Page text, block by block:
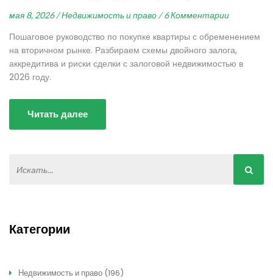
мая 8, 2026 / Недвижимость и право / 6 Комментарии
Пошаговое руководство по покупке квартиры с обременением
на вторичном рынке. Разбираем схемы двойного залога,
аккредитива и риски сделки с залоговой недвижимостью в
2026 году.
Читать далее
Категории
Недвижимость и право (196)